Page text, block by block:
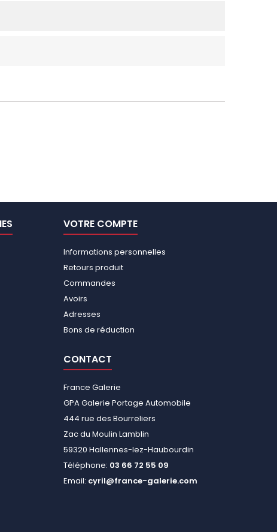
VOTRE COMPTE
Informations personnelles
Retours produit
Commandes
Avoirs
Adresses
Bons de réduction
CONTACT
France Galerie
GPA Galerie Portage Automobile
444 rue des Bourreliers
Zac du Moulin Lamblin
59320 Hallennes-lez-Haubourdin
Téléphone: 03 66 72 55 09
Email: cyril@france-galerie.com